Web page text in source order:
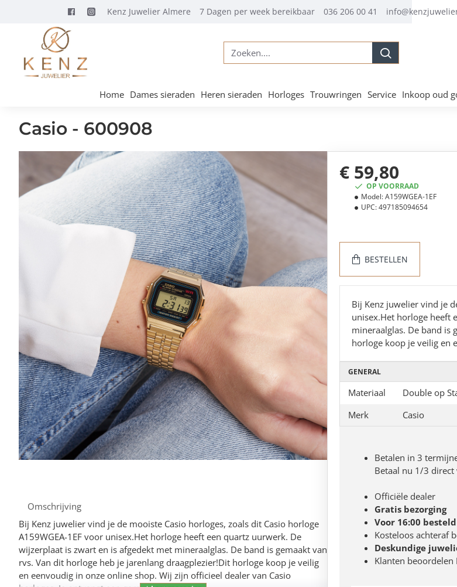
Kenz Juwelier Almere 7 Dagen per week bereikbaar 036 206 00 41
Zoeken....
Home Dames sieraden Heren sieraden Horloges Trouwringen Service Inkoop oud
Casio - 600908
Omschrijving
Bij Kenz juwelier vind je de mooiste Casio horloges, zoals dit Casio horloge
A159WGEA-1EF voor unisex.Het horloge heeft een quartz uurwerk. De
wijzerplaat is zwart en is afgedekt met mineraalglas. De band is gemaakt van
rvs. Van dit horloge heb je jarenlang draagplezier!Dit horloge koop je veilig
en eenvoudig in onze online shop. Wij zijn officieel dealer van Casio
OP VOORRAAD
Model:A159WGEA-1EF
UPC:497185094654
€ 59,80
BESTELLEN
Bij Kenz juwelier vind je
unisex.Het horloge heeft
mineraalglas. De band is
horloge koop je veilig en
GENERAL
Materiaal
Double op
Merk
Casio
Betalen in 3
Betaal nu 1/3 direct
Officiële dealer
Gratis bezorging
Voor 16:00
Kosteloos achteraf
Deskundige
Klanten